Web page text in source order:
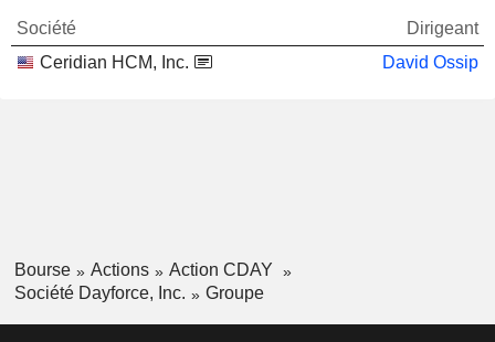
Société
Dirigeant
Ceridian HCM, Inc.
David Ossip
Bourse Actions
Action CDAY
Société Dayforce, Inc.
Groupe